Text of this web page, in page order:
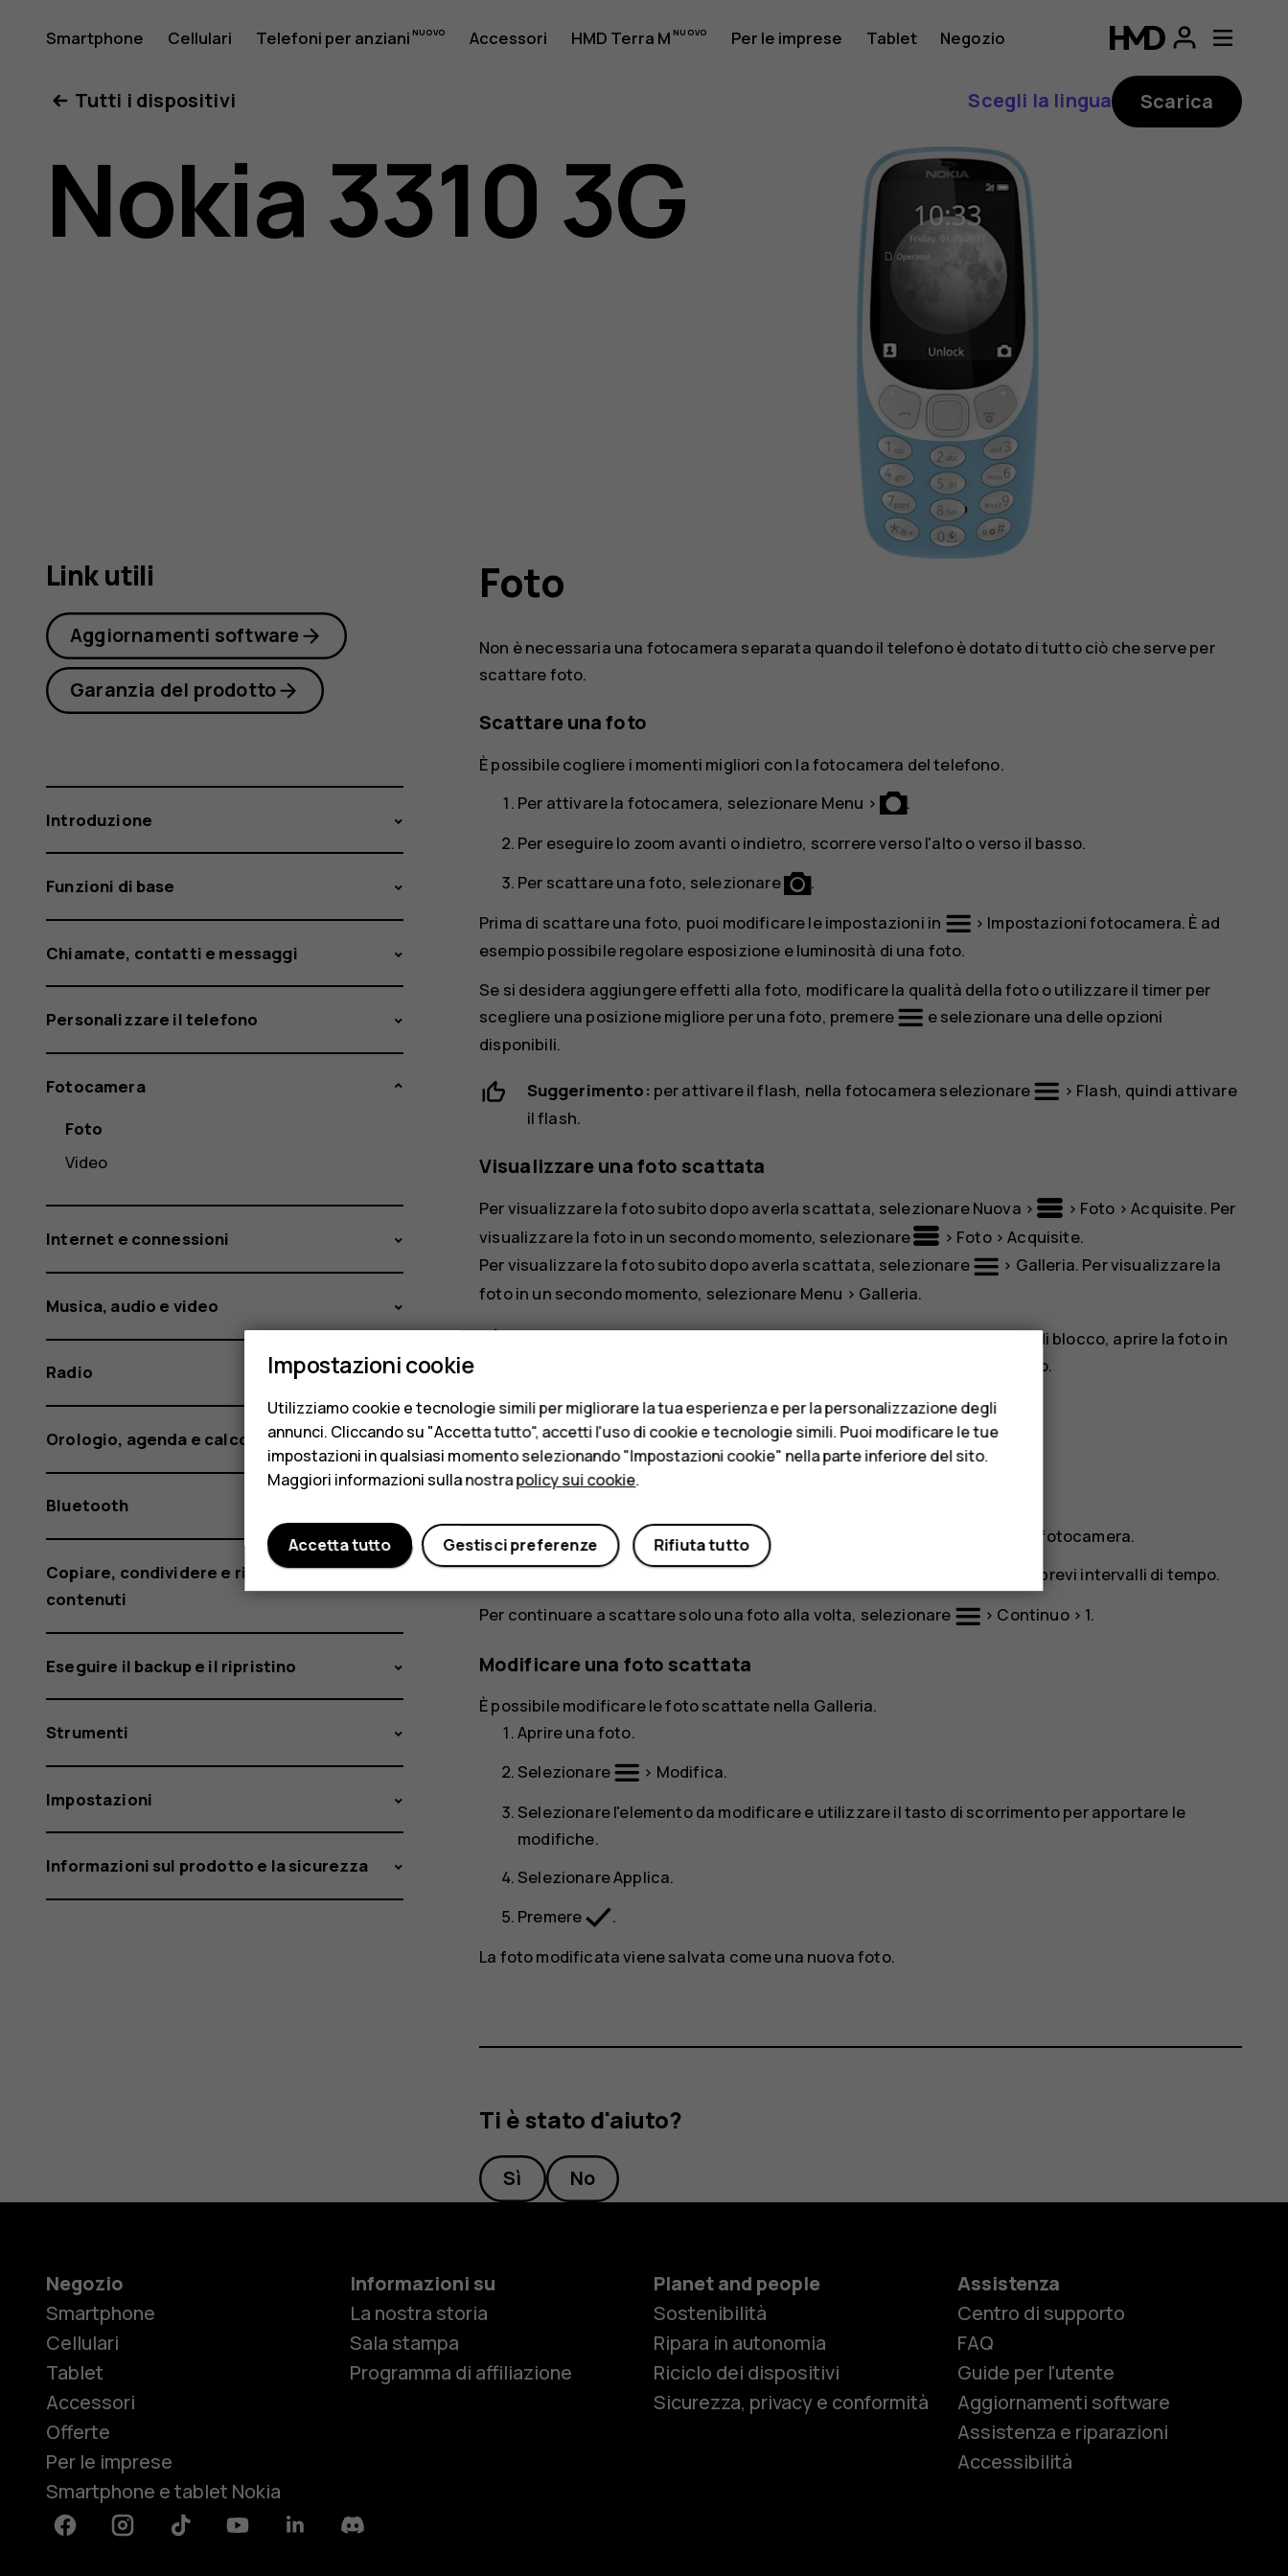
Manuale
d'uso
del
3G
Smartphone Cellulari Telefoni per anziani Accessori HMD Terra M Per le imprese Tablet Negozio
Smartphone
Cellulari
Tutti i dispositivi
Scegli la lingua Scarica
Nokia 3310 3G
Foto
Non è necessaria una fotocamera separata quando il telefono è dotato di tutto ciò che serve per
scattare foto.
Scattare una foto
È possibile cogliere i momenti migliori con la fotocamera del telefono.
Per attivare la fotocamera, selezionare Menu >
.
Per eseguire lo zoom avanti o indietro, scorrere verso l'alto o verso il basso.
Per scattare una foto, selezionare
.
Prima di scattare una foto, puoi modificare le impostazioni in
> Impostazioni fotocamera. È ad
esempio possibile regolare esposizione e luminosità di una foto.
Se si desidera aggiungere effetti alla foto, modificare la qualità della foto o utilizzare il timer per
scegliere una posizione migliore per una foto, premere
e selezionare una delle opzioni
disponibili.
Suggerimento: per attivare il flash, nella fotocamera selezionare > Flash, quindi attivare
il flash.
Visualizzare una foto scattata
Per visualizzare la foto subito dopo averla scattata, selezionareNuova > > Foto >Acquisite. Per
visualizzare la foto in un secondo momento, selezionare
> Foto>Acquisite.
Per visualizzare la foto subito dopo averla scattata, selezionare
> Galleria. Per visualizzare la
foto in un secondo momento, selezionare Menu > Galleria.
per impostare una foto scattata come schermata di blocco, aprire la foto in
Imposta come schermata di blocco.
Scattare più foto
È possibile scattare più foto consecutive in modalità scatto continuo.
Nella fotocamera selezionare
Selezionare il numero di foto che si desidera vengano scattate dalla fotocamera.
Tornare al mirino e selezionare
. La fotocamera scatta più foto in brevi intervalli di tempo.
Per continuare a scattare solo una foto alla volta, selezionare
> Continuo> 1.
Modificare una foto scattata
È possibile modificare le foto scattate nella Galleria.
Aprire una foto.
Selezionare
> Modifica.
Selezionare l'elemento da modificare e utilizzare il tasto di scorrimento per apportare le
modifiche.
SelezionareApplica.
Premere
.
La foto modificata viene salvata come una nuova foto.
Ti è stato d'aiuto?
Sì No
Link utili
Aggiornamenti software
Garanzia del prodotto
Introduzione
Funzioni di base
Chiamate, contatti e messaggi
Personalizzare il telefono
Fotocamera
Foto
Video
Internet e connessioni
Musica, audio e video
Radio
Orologio, agenda e calcolatrice
Bluetooth
Copiare, condividere e rimuovere
contenuti
Eseguire il backup e il ripristino
Strumenti
Impostazioni
Informazioni sul prodotto e la sicurezza
Negozio
Smartphone
Cellulari
Tablet
Accessori
Offerte
Per le imprese
Smartphone e tablet Nokia
Informazioni su
La nostra storia
Sala stampa
Programma di affiliazione
Planet and people
Sostenibilità
Ripara in autonomia
Riciclo dei dispositivi
Sicurezza, privacy e conformità
Assistenza
Centro di supporto
FAQ
Guide per l'utente
Aggiornamenti software
Assistenza e riparazioni
Accessibilità
FacebookInstagramTiktok YoutubeLinkedinDiscord
Impostazioni cookie
Utilizziamo cookie e tecnologie simili per migliorare la tua esperienza e per la personalizzazione degli
annunci. Cliccando su "Accetta tutto", accetti l'uso di cookie e tecnologie simili. Puoi modificare le tue
impostazioni in qualsiasi momento selezionando "Impostazioni cookie" nella parte inferiore del sito.
Maggiori informazioni sulla nostrapolicy sui cookie.
Rifiuta tutto
Gestisci preferenze
Accetta tutto